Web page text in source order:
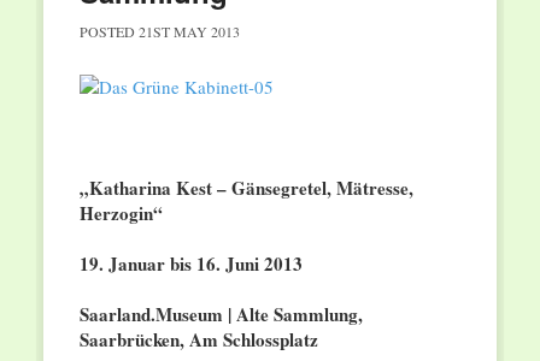
POSTED 21ST MAY 2013
„Katharina Kest – Gänsegretel, Mätresse,
Herzogin“
19. Januar bis 16. Juni 2013
Saarland.Museum | Alte Sammlung,
Saarbrücken, Am Schlossplatz